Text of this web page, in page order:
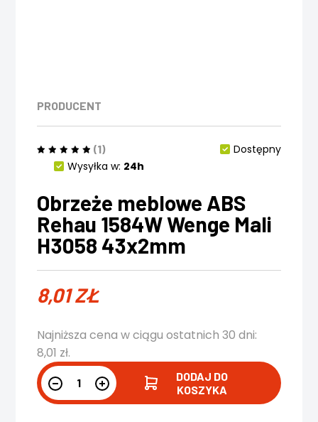
PRODUCENT
(1)
Dostępny
Wysyłka w: 24h
Obrzeże meblowe ABS
Rehau 1584W Wenge Mali
H3058 43x2mm
8,01ZŁ
Najniższa cena w ciągu ostatnich 30 dni:
8,01 zł.
DODAJ DO
KOSZYKA